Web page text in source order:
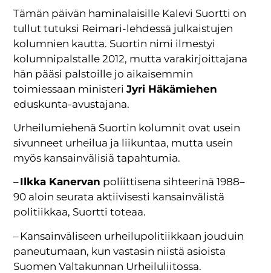
Tämän päivän haminalaisille Kalevi Suortti on
tullut tutuksi Reimari-lehdessä julkaistujen
kolumnien kautta. Suortin nimi ilmestyi
kolumnipalstalle 2012, mutta varakirjoittajana
hän pääsi palstoille jo aikaisemmin
toimiessaan ministeriJyri Häkämiehen
eduskunta-avustajana.
Urheilumiehenä Suortin kolumnit ovat usein
sivunneet urheilua ja liikuntaa, mutta usein
myös kansainvälisiä tapahtumia.
–Ilkka Kanervan poliittisena sihteerinä 1988–
90 aloin seurata aktiivisesti kansainvälistä
politiikkaa, Suortti toteaa.
– Kansainväliseen urheilupolitiikkaan jouduin
paneutumaan, kun vastasin niistä asioista
Suomen Valtakunnan Urheiluliitossa.